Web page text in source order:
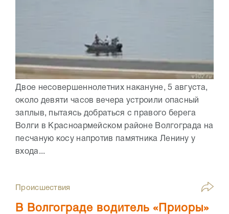
Двое несовершеннолетних накануне, 5 августа,
около девяти часов вечера устроили опасный
заплыв, пытаясь добраться с правого берега
Волги в Красноармейском районе Волгограда на
песчаную косу напротив памятника Ленину у
входа...
Происшествия
В Волгограде водитель «Приоры»